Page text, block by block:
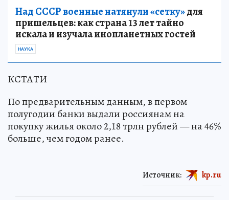
Над СССР военные натянули «сетку»для
пришельцев: как страна 13 лет тайно
искала и изучала инопланетных гостей
НАУКА
КСТАТИ
По предварительным данным, в первом
полугодии банки выдали россиянам на
покупку жилья около 2,18 трлн рублей — на 46%
больше, чем годом ранее.
Источник: kp.ru